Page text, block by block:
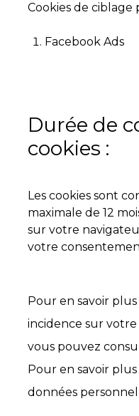
Cookies de ciblage
Facebook Ads
Durée de
cookies :
Les cookies sont
maximale de 12
sur votre
votre
Pour en savoir
incidence sur
vous pouvez
Pour en savoir
données